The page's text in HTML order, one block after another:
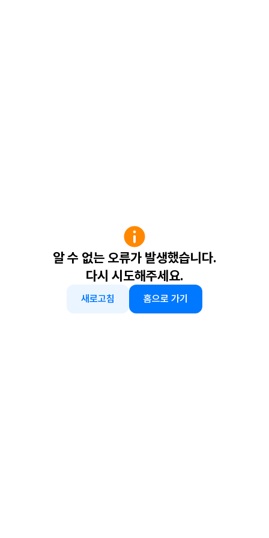
알 수 없는 오류가 발생했습니다.
다시 시도해주세요.
새로고침 홈으로 가기